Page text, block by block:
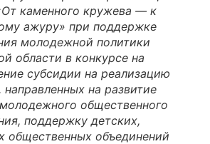
каменного кружева — к
ажуру» при поддержке
молодежной политики
области в конкурсе на
субсидии на реализацию
направленных на развитие
общественного
поддержку детских,
общественных объединений